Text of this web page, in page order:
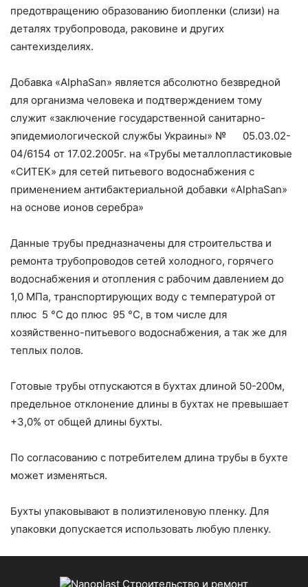
предотвращению образованию биопленки (слизи) на
деталях трубопровода, раковине и других
сантехизделиях.
Добавка «AlphaSan» является абсолютно безвредной
для организма человека и подтверждением тому
служит «заключение государственной санитарно-
эпидемиологической службы Украины» № 05.03.02-
04/6154 от 17.02.2005г. на «Трубы металло­пластиковые
«СИТЕК» для сетей питьевого водоснабжения с
применением антибактериальной добавки «AlphaSan»
на основе ионов серебра»
Данные трубы предназначены для строительства и
ремонта трубопроводов сетей холодного, горячего
водоснабжения и отопления с рабочим давлением до
1,0 МПа, транспортирующих воду с температурой от
плюс 5 °С до плюс 95 °С, в том числе для
хозяйственно-питьевого водоснабжения, а так же для
теплых полов.
Готовые трубы отпускаются в бухтах длиной 50-200м,
предельное отклонение длины в бухтах не превышает
+3,0% от общей длины бухты.
По согласованию с потребителем длина трубы в бухте
может изменяться.
Бухты упаковывают в полиэтиленовую пленку. Для
упаковки допускается использовать любую пленку.